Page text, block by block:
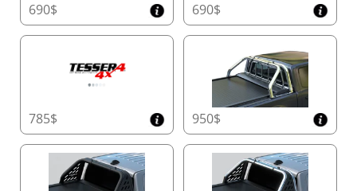
arrière. Contrairement aux systèmes
conventionnels, ces capteurs détectent
instantanément les obstacles, offrant une
sécurité renforcée pour les enfants, les animaux
domestiques et les charges délicates.
Lames de Sécurité Renforcées pour une
Durabilité Maximale
Le Tessera Roll+ dispose de lames en aluminium
à l'épreuve des coupures pour une sécurité de
charge à 100 %. Renforcées avec du caoutchouc,
690$ 690$
785$ 950$